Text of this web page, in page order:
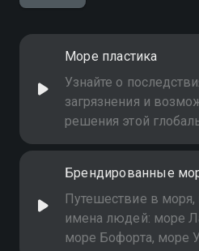
Море пластика
Узнайте о
загрязнения и
решения этой
проблемы
Брендированные
Путешествие в
имена людей: море
море Бофорта, море